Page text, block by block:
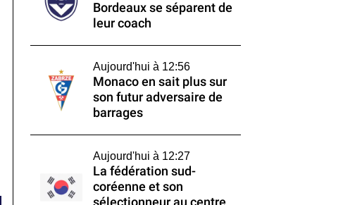
Bordeaux se séparent de
leur coach
Aujourd'hui à 12:56
Monaco en sait plus sur
son futur adversaire de
barrages
Aujourd'hui à 12:27
La fédération sud-
coréenne et son
sélectionneur au centre